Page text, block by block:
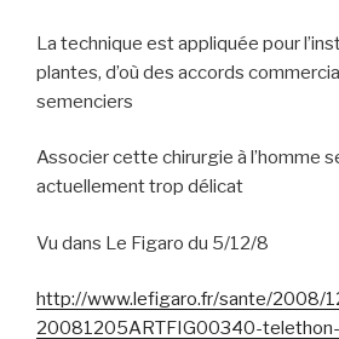
La technique est appliquée pour
plantes, d’où des accords
semenciers
Associer cette chirurgie à l’homme
actuellement trop délicat
Vu dans Le Figaro du 5/12/8
http://www.lefigaro.fr/sante/2008/
20081205ARTFIG00340-